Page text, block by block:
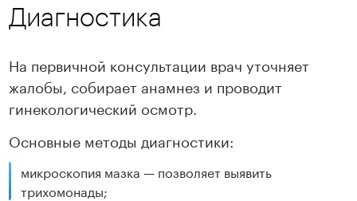
Диагностика
На первичной консультации врач уточняет
жалобы, собирает анамнез и проводит
гинекологический осмотр.
Основные методы диагностики:
микроскопия мазка — позволяет выявить
трихомонады;